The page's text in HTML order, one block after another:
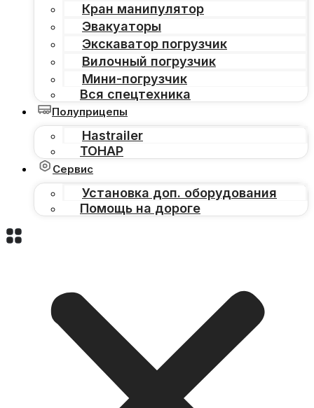
Кран манипулятор
Эвакуаторы
Экскаватор погрузчик
Вилочный погрузчик
Мини-погрузчик
Вся спецтехника
Полуприцепы
Hastrailer
ТОНАР
Сервис
Установка доп. оборудования
Помощь на дороге